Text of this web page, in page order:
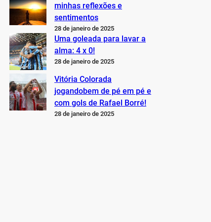
minhas reflexões e
sentimentos
28 de janeiro de 2025
Uma goleada para lavar a
alma: 4 x 0!
28 de janeiro de 2025
Vitória Colorada
jogandobem de pé em pé e
com gols de Rafael Borré!
28 de janeiro de 2025